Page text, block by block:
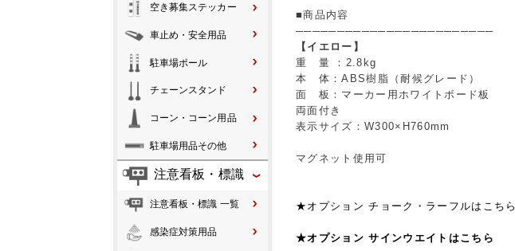
空き募集ステッカー
車止め・安全用品
駐車場ポール
チェーンスタンド
コーン・コーン用品
駐車場用品その他
注意看板・標識
注意看板・標識 一覧
感染症対策用品
■商品内容
────────────────────────
【イエロー】
重 量 ：2.8kg
本 体：ABS樹脂（耐候グレード）
面 板：マーカー用ホワイトボード板
両面付き
表示サイズ：W300×H760mm
マグネット使用可
★オプション チョーク・ラーフルはこちら
★オプション サインウエイトはこちら